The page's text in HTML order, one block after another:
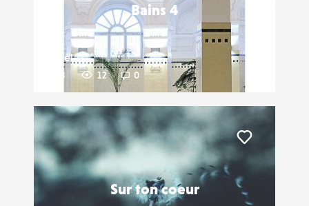
Bains 4
Dniel
3 12 0
Sur ton coeur